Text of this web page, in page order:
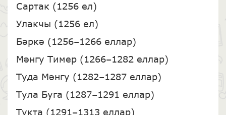
Сартак (1256 ел)
Улакчы (1256 ел)
Бәркә (1256–1266 еллар)
Мәнгу Тимер (1266–1282 еллар)
Туда Мәнгу (1282–1287 еллар)
Тула Буга (1287–1291 еллар)
Тукта (1291–1313 еллар)